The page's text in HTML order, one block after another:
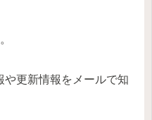
更新情報をメールで知